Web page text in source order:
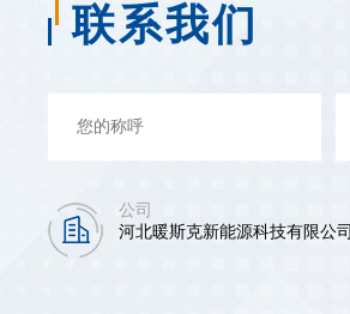
联系我们
公司
河北暖斯克新能源科技有限公司